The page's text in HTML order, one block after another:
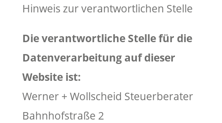
Hinweis zur verantwortlichen Stelle
Die verantwortliche Stelle für die
Datenverarbeitung auf dieser
Website ist:
Werner + Wollscheid Steuerberater
Bahnhofstraße 2